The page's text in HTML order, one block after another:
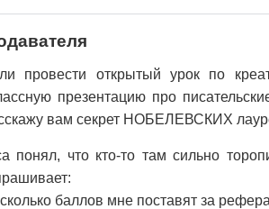
провести открытый урок по
презентацию про
вам секрет НОБЕЛЕВСКИХ
понял, что кто-то там сильно
баллов мне поставят за